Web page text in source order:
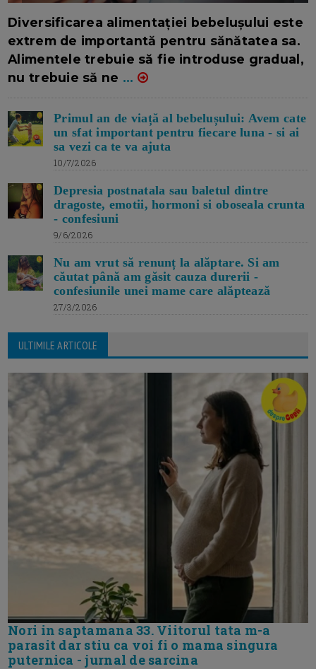
Diversificarea alimentației bebelușului este
extrem de importantă pentru sănătatea sa.
Alimentele trebuie să fie introduse gradual,
nu trebuie să ne ...
Primul an de viață al bebelușului: Avem cate
un sfat important pentru fiecare luna - si ai
sa vezi ca te va ajuta
10/7/2026
Depresia postnatala sau baletul dintre
dragoste, emotii, hormoni si oboseala crunta
- confesiuni
9/6/2026
Nu am vrut să renunț la alăptare. Si am
căutat până am găsit cauza durerii -
confesiunile unei mame care alăptează
27/3/2026
ULTIMILE ARTICOLE
Nori in saptamana 33. Viitorul tata m-a
parasit dar stiu ca voi fi o mama singura
puternica - jurnal de sarcina